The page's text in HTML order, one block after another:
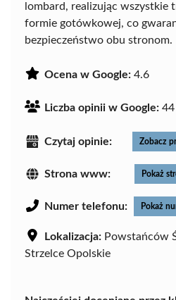
lombard, realizując wszystkie
formie gotówkowej, co
bezpieczeństwo obu stronom.
Ocena w Google: 4.6
Liczba opinii w Google: 44
Czytaj opinie: Zobacz
Strona www: Pokaż
Numer telefonu: Pokaż
Lokalizacja: Powstańców
Strzelce Opolskie